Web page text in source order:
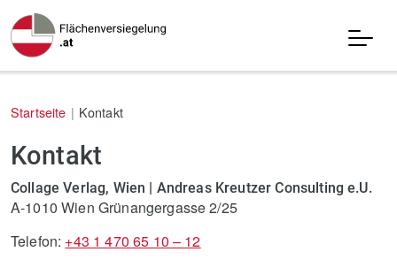
Startseite Kontakt
Kontakt
Collage Verlag, Wien | Andreas Kreutzer Consulting e.U.
A-1010 Wien Grünangergasse 2/25
Telefon: +43 1 470 65 10 – 12